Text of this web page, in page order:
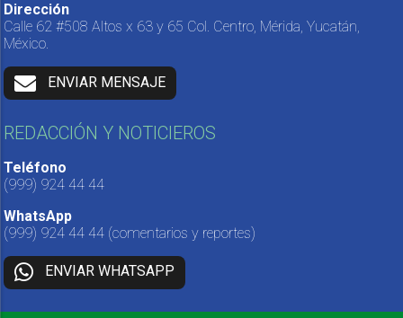
Dirección
Calle 62 #508 Altos x 63 y 65 Col. Centro, Mérida, Yucatán,
México.
ENVIAR MENSAJE
REDACCIÓN Y NOTICIEROS
Teléfono
(999) 924 44 44
WhatsApp
(999) 924 44 44 (comentarios y reportes)
ENVIAR WHATSAPP